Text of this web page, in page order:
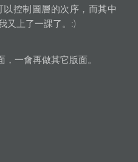
控制圖層的次序，而其中
又上了一課了。:)
一會再做其它版面。